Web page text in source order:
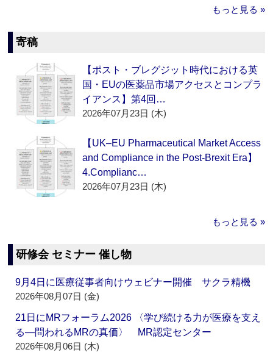
もっと見る »
寄稿
【ポスト・ブレグジット時代における英
国・EUの医薬品市場アクセスとコンプラ
イアンス】第4回…
2026年07月23日 (木)
【UK–EU Pharmaceutical Market Access
and Compliance in the Post-Brexit Era】
4.Complianc…
2026年07月23日 (木)
もっと見る »
研修会 セミナー 催し物
9月4日に医療従事者向けウェビナー開催 サクラ精機
2026年08月07日 (金)
21日にMRフォーラム2026 〈学び続ける力が医療を支え
る―問われるMRの真価〉 MR認定センター
2026年08月06日 (木)